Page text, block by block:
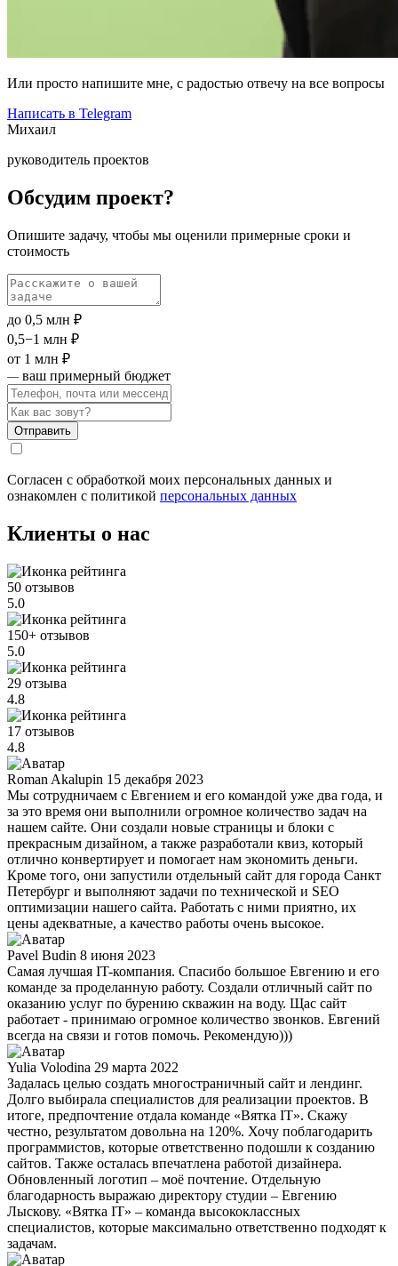
Или просто напишите мне, с радостью отвечу на все вопросы
Написать в Telegram
Михаил
руководитель проектов
Обсудим проект?
Опишите задачу, чтобы мы оценили примерные сроки и
стоимость
до 0,5 млн ₽
0,5−1 млн ₽
от 1 млн ₽
— ваш примерный бюджет
Отправить
Согласен с обработкой моих персональных данных и
ознакомлен с политикой персональных данных
Клиенты о нас
50 отзывов
5.0
150+ отзывов
5.0
29 отзыва
4.8
17 отзывов
4.8
Roman Akalupin 15 декабря 2023
Мы сотрудничаем с Евгением и его командой уже два года, и
за это время они выполнили огромное количество задач на
нашем сайте. Они создали новые страницы и блоки с
прекрасным дизайном, а также разработали квиз, который
отлично конвертирует и помогает нам экономить деньги.
Кроме того, они запустили отдельный сайт для города Санкт
Петербург и выполняют задачи по технической и SEO
оптимизации нашего сайта. Работать с ними приятно, их
цены адекватные, а качество работы очень высокое.
Pavel Budin 8 июня 2023
Самая лучшая IT-компания. Спасибо большое Евгению и его
команде за проделанную работу. Создали отличный сайт по
оказанию услуг по бурению скважин на воду. Щас сайт
работает - принимаю огромное количество звонков. Евгений
всегда на связи и готов помочь. Рекомендую)))
Yulia Volodina 29 марта 2022
Задалась целью создать многостраничный сайт и лендинг.
Долго выбирала специалистов для реализации проектов. В
итоге, предпочтение отдала команде «Вятка IT». Скажу
честно, результатом довольна на 120%. Хочу поблагодарить
программистов, которые ответственно подошли к созданию
сайтов. Также осталась впечатлена работой дизайнера.
Обновленный логотип – моё почтение. Отдельную
благодарность выражаю директору студии – Евгению
Лыскову. «Вятка IT» – команда высококлассных
специалистов, которые максимально ответственно подходят к
задачам.